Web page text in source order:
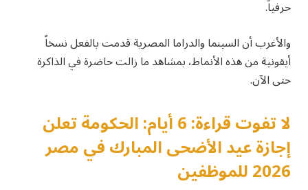
حرفياً.
والأغرب أن السينما والدراما المصرية قدمت بالفعل نسخاً
أيقونية من هذه الأنماط، بمشاهد ما زالت حاضرة في الذاكرة
حتى الآن.
لا تفوت قراءة: 6 أيام: الحكومة تعلن
إجازة عيد الأضحى المبارك في مصر
2026 للموظفين